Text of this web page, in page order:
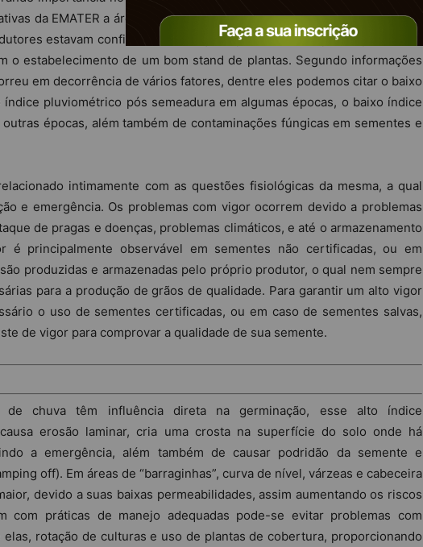
da EMATER a área total na safra 2018/2019 é de 5.890.619 hectares.
estavam confiantes em relação a produtividade, porém problemas
o estabelecimento de um bom stand de plantas. Segundo informações
em decorrência de vários fatores, dentre eles podemos citar o baixo
pluviométrico pós semeadura em algumas épocas, o baixo índice
épocas, além também de contaminações fúngicas em sementes e
intimamente com as questões fisiológicas da mesma, a qual
e emergência. Os problemas com vigor ocorrem devido a problemas
de pragas e doenças, problemas climáticos, e até o armazenamento
é principalmente observável em sementes não certificadas, ou em
produzidas e armazenadas pelo próprio produtor, o qual nem sempre
para a produção de grãos de qualidade. Para garantir um alto vigor
o uso de sementes certificadas, ou em caso de sementes salvas,
de vigor para comprovar a qualidade de sua semente.
de chuva têm influência direta na germinação, esse alto índice
erosão laminar, cria uma crosta na superfície do solo onde há
a emergência, além também de causar podridão da semente e
off). Em áreas de “barraginhas”, curva de nível, várzeas e cabeceira
devido a suas baixas permeabilidades, assim aumentando os riscos
com práticas de manejo adequadas pode-se evitar problemas com
rotação de culturas e uso de plantas de cobertura, proporcionando